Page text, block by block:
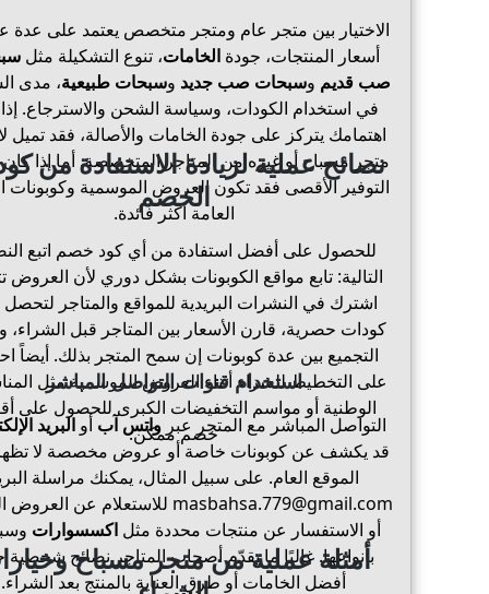
الاختيار بين متجر عام ومتجر متخصص يعتمد على عدة
أسعار المنتجات، جودةالخامات، تنوع التشكيلة مثل
صب قديم وسبحات صب جديد وسبحات طبيعية، مدى
في استخدام الكودات، وسياسة الشحن والاسترجاع.
اهتمامك يتركز على جودة الخامات والأصالة، فقد تميل
متجر مسباح أو غيره من المتاجر المتخصصة. أما إذا
التوفير الأقصى فقد تكون العروض الموسمية وكوبونات
العامة أكثر فائدة.
نصائح عملية لزيادة الاستفادة من
الخصم
للحصول على أفضل استفادة من أي كود خصم اتبع
التالية: تابع مواقع الكوبونات بشكل دوري لأن العروض
اشترك في النشرات البريدية للمواقع والمتاجر
كودات حصرية، قارن الأسعار بين المتاجر قبل
التجميع بين عدة كوبونات إن سمح المتجر بذلك. أيضاً
على التخطيط للشراء أثناء العروض الموسمية مثل
الوطنية أو مواسم التخفيضات الكبرى للحصول على
خصم ممكن.
استخدام قنوات التواصل المباشر
التواصل المباشر مع المتجر عبر واتس آب أو البريد
قد يكشف عن كوبونات خاصة أو عروض مخصصة لا
الموقع العام. على سبيل المثال، يمكنك مراسلة
masbahsa.779@gmail.com للاستعلام عن العروض
أو الاستفسار عن منتجات محددة مثل اكسسوارات
بأنواعها. غالبًا ما يقدّم أصحاب المتاجر نصائح
أفضل الخامات أو طرق العناية بالمنتج بعد الشراء.
أمثلة عملية من متجر مسباح